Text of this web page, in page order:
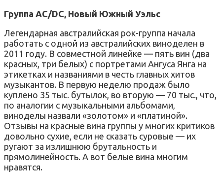
Группа AC/DC, Новый Южный Уэльс
Легендарная австралийская рок-группа начала
работать с одной из австралийских виноделен в
2011 году. В совместной линейке — пять вин (два
красных, три белых) с портретами Ангуса Янга на
этикетках и названиями в честь главных хитов
музыкантов. В первую неделю продаж было
куплено 35 тыс. бутылок, во вторую — 70 тыс., что,
по аналогии с музыкальными альбомами,
виноделы назвали «золотом» и «платиной».
Отзывы на красные вина группы у многих критиков
довольно сухие, если не сказать суровые — их
ругают за излишнюю брутальность и
прямолинейность. А вот белые вина многим
нравятся.